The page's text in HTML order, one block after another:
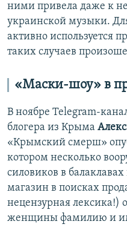
ними привела даже к
украинской музыки.
активно используется
таких случаев
«Маски-шоу» в
В ноябре Telegram-
блогера из Крыма
«Крымский смерш»
котором несколько
силовиков в
магазин в поисках
нецензурная лексика!)
женщины фамилию и